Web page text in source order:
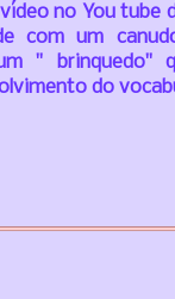
no You tube
com um
" brinquedo"
do